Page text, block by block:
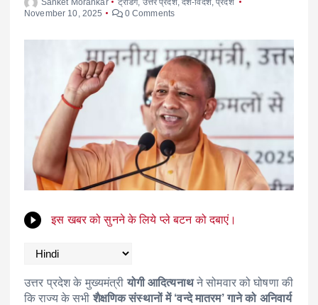
November 10, 2025
0 Comments
इस खबर को सुनने के लिये प्ले बटन को दबाएं।
उत्तर प्रदेश के मुख्यमंत्रीयोगी आदित्यनाथने सोमवार को घोषणा की
कि राज्य के सभीशैक्षणिक संस्थानों में ‘वन्दे मातरम’ गाने को अनिवार्य